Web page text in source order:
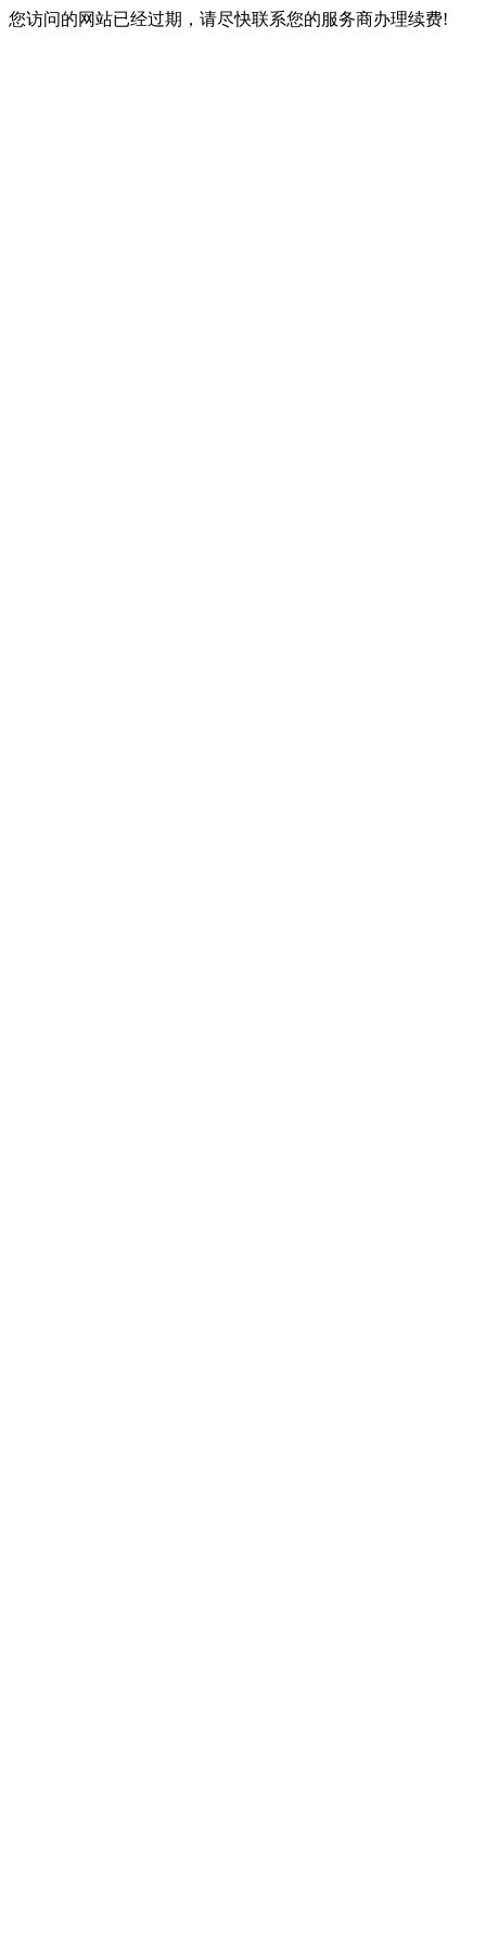
您访问的网站已经过期，请尽快联系您的服务商办理续费!